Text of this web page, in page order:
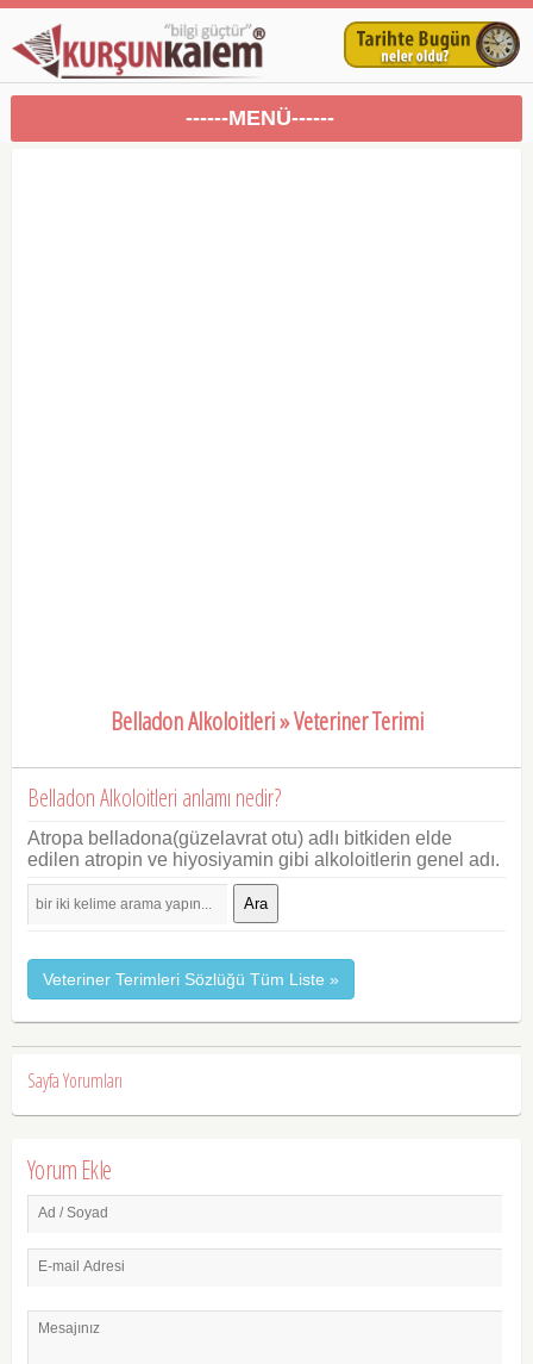
------MENÜ------
Belladon Alkoloitleri » Veteriner Terimi
Belladon Alkoloitleri anlamı nedir?
Atropa belladona(güzelavrat otu) adlı bitkiden elde
edilen atropin ve hiyosiyamin gibi alkoloitlerin genel adı.
Ara
Veteriner Terimleri Sözlüğü Tüm Liste »
Sayfa Yorumları
Yorum Ekle
Ad / Soyad
E-mail Adresi
Mesajınız